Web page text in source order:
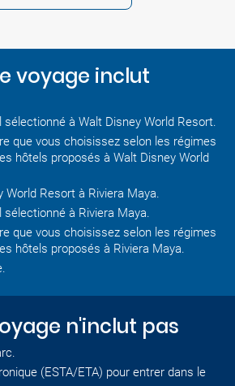
voyage inclut
sélectionné à Walt Disney World Resort.
que vous choisissez selon les régimes
hôtels proposés à Walt Disney World
World Resort à Riviera Maya.
sélectionné à Riviera Maya.
que vous choisissez selon les régimes
hôtels proposés à Riviera Maya.
n'inclut pas
(ESTA/ETA) pour entrer dans le